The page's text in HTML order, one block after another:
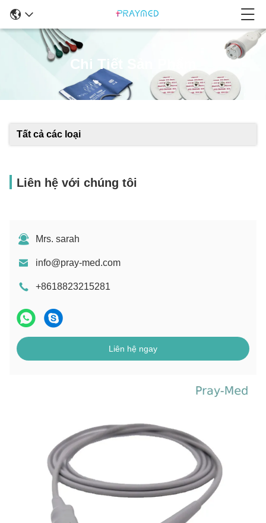
Chi Tiết Sản Phẩm
Tất cả các loại
Liên hệ với chúng tôi
Mrs. sarah
info@pray-med.com
+8618823215281
Liên hệ ngay